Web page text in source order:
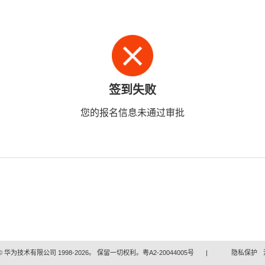
签到失败
您的报名信息未通过审批
华为技术有限公司 1998-2026。 保留一切权利。粤A2-20044005号 | 隐私保护